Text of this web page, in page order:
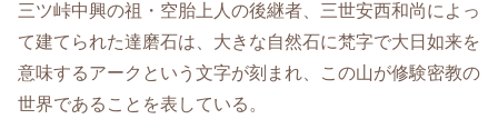
三ツ峠中興の祖・空胎上人の後継者、三世安西和尚によっ
て建てられた達磨石は、大きな自然石に梵字で大日如来を
意味するアークという文字が刻まれ、この山が修験密教の
世界であることを表している。